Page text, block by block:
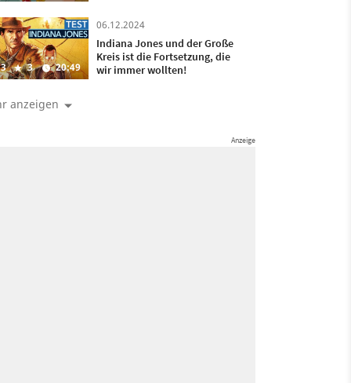
3 20:49
06.12.2024
Indiana Jones und der Große
Kreis ist die Fortsetzung, die
wir immer wollten!
anzeigen